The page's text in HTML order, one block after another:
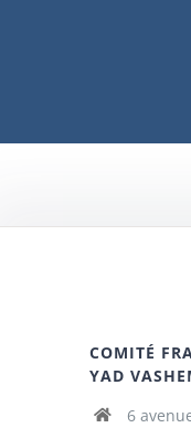
COMITÉ
YAD
6